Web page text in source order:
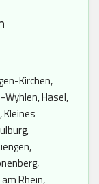
Kirchen,
Wyhlen, Hasel,
Kleines
Rhein,